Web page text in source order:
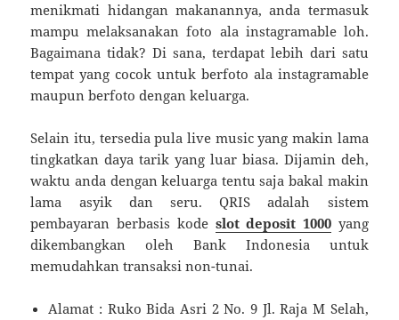
menikmati hidangan makanannya, anda termasuk
mampu melaksanakan foto ala instagramable loh.
Bagaimana tidak? Di sana, terdapat lebih dari satu
tempat yang cocok untuk berfoto ala instagramable
maupun berfoto dengan keluarga.
Selain itu, tersedia pula live music yang makin lama
tingkatkan daya tarik yang luar biasa. Dijamin deh,
waktu anda dengan keluarga tentu saja bakal makin
lama asyik dan seru. QRIS adalah sistem
pembayaran berbasis kode slot deposit 1000yang
dikembangkan oleh Bank Indonesia untuk
memudahkan transaksi non-tunai.
Alamat : Ruko Bida Asri 2 No. 9 Jl. Raja M Selah,